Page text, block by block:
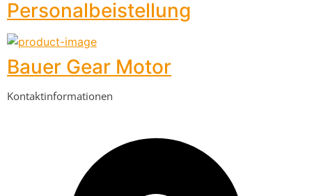
Personalbeistellung
Bauer Gear Motor
Kontaktinformationen